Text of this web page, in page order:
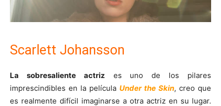
Scarlett Johansson
La sobresaliente actriz es uno de los pilares
imprescindibles en la película Under the Skin, creo que
es realmente difícil imaginarse a otra actriz en su lugar.